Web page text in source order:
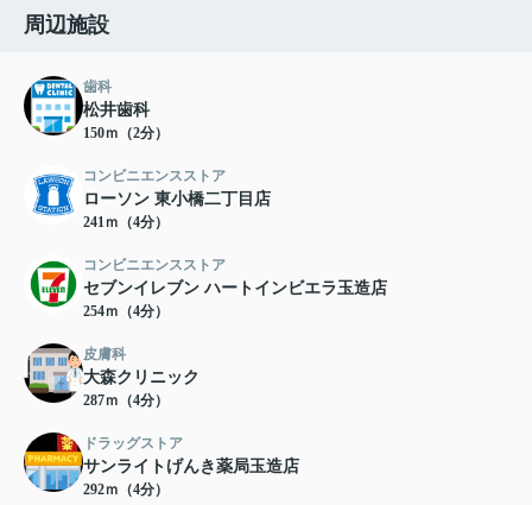
周辺施設
歯科
松井歯科
150ｍ（2分）
コンビニエンスストア
ローソン 東小橋二丁目店
241ｍ（4分）
コンビニエンスストア
セブンイレブン ハートインビエラ玉造店
254ｍ（4分）
皮膚科
大森クリニック
287ｍ（4分）
ドラッグストア
サンライトげんき薬局玉造店
292ｍ（4分）